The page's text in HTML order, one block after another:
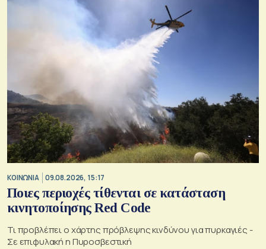
ΚΟΙΝΩΝΙΑ 09.08.2026, 15:17
Ποιες περιοχές τίθενται σε κατάσταση
κινητοποίησης Red Code
Τι προβλέπει ο χάρτης πρόβλεψης κινδύνου για πυρκαγιές -
Σε επιφυλακή η Πυροσβεστική